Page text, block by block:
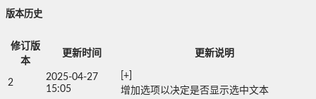
版本历史
修订版
本
更新时间 更新说明
2
2025-04-27
15:05
[+]
增加选项以决定是否显示选中文本